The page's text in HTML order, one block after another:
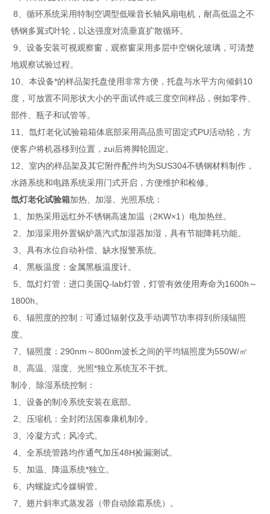
8、循环系统采用特制空调型低噪音长轴风扇电机，耐高低温之不
锈钢多翼式叶轮，以达强度对流垂直扩散循环。
9、设备安装可视观察窗，观察窗采用多层中空钢化玻璃，可清楚
地观察试验过程。
10、本设备*的样品架托盘使用非常方便，托盘与水平方向倾斜10
度，可放置不同形状大小的平面试件或三度空间样品，例如零件、
部件、瓶子和试管等。
11、氙灯老化试验箱箱体底部采用高品质可固定式PU活动轮，方
便客户将机器移到位置，zui后将脚轮固定。
12、室内的样品架及其它附件配件均为SUS304不锈钢材料制作，
水路系统和电路系统采用门式开启，方便维护和检修。
氙灯老化试验箱加热、加湿、光照系统：
1、加热采用远红外不锈钢高速加温（2KW×1）电加热丝。
2、加湿采用外置锅炉蒸汽式加湿器加湿，具有节能降耗功能。
3、具有水位自动补偿、缺水报警系统。
4、黑板温度：金属黑板温度计。
5、氙灯灯管：进口美国Q-lab灯管，灯管有效使用寿命为1600h～
1800h。
6、辐照度的控制：可通过辐射仪及手动调节功率得到所须辐照
度。
7、辐照度：290nm～800nm波长之间的平均辐照度为550W/㎡
8、高温、湿度、光照*独立系统互不干扰。
制冷、除湿系统控制：
1、设备的制冷系统安装在底部。
2、压缩机：全封闭法国泰康机制冷。
3、冷凝方式：风冷式。
4、全系统管路均作通气加压48H捡漏测试。
5、加温、降温系统*独立。
6、内螺旋式冷媒铜管。
7、翅片斜率式蒸发器（带自动除霜系统）。